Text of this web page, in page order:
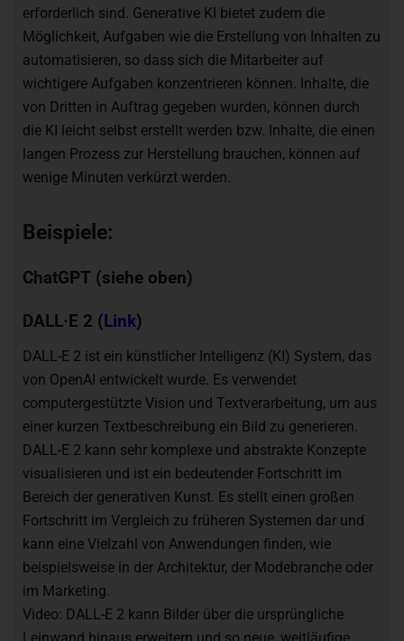
erforderlich sind. Generative KI bietet zudem die
Möglichkeit, Aufgaben wie die Erstellung von Inhalten zu
automatisieren, so dass sich die Mitarbeiter auf
wichtigere Aufgaben konzentrieren können. Inhalte, die
von Dritten in Auftrag gegeben wurden, können durch
die KI leicht selbst erstellt werden bzw. Inhalte, die einen
langen Prozess zur Herstellung brauchen, können auf
wenige Minuten verkürzt werden.
Beispiele:
ChatGPT (siehe oben)
DALL·E 2 (Link)
DALL-E 2 ist ein künstlicher Intelligenz (KI) System, das
von OpenAI entwickelt wurde. Es verwendet
computergestützte Vision und Textverarbeitung, um aus
einer kurzen Textbeschreibung ein Bild zu generieren.
DALL-E 2 kann sehr komplexe und abstrakte Konzepte
visualisieren und ist ein bedeutender Fortschritt im
Bereich der generativen Kunst. Es stellt einen großen
Fortschritt im Vergleich zu früheren Systemen dar und
kann eine Vielzahl von Anwendungen finden, wie
beispielsweise in der Architektur, der Modebranche oder
im Marketing.
Video: DALL-E 2 kann Bilder über die ursprüngliche